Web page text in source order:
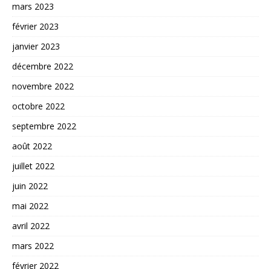
mars 2023
février 2023
janvier 2023
décembre 2022
novembre 2022
octobre 2022
septembre 2022
août 2022
juillet 2022
juin 2022
mai 2022
avril 2022
mars 2022
février 2022